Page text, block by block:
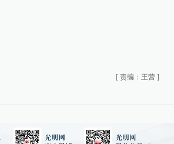
[ 责编：王营 ]